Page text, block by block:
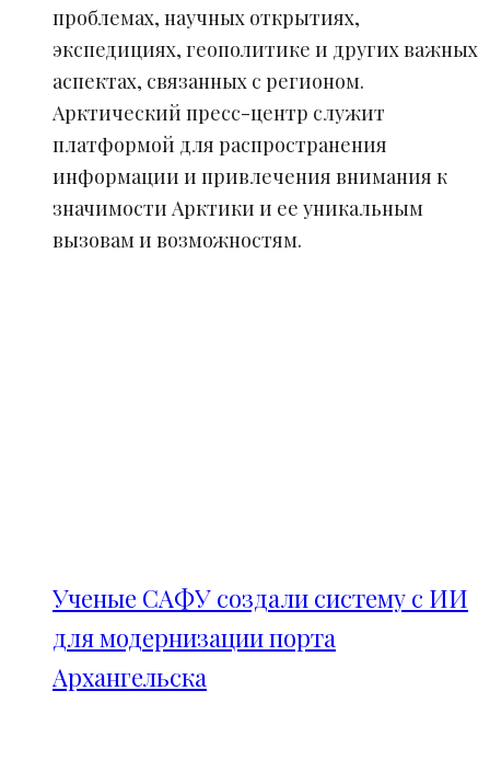
проблемах, научных открытиях,
экспедициях, геополитике и других важных
аспектах, связанных с регионом.
Арктический пресс-центр служит
платформой для распространения
информации и привлечения внимания к
значимости Арктики и ее уникальным
вызовам и возможностям.
Ученые САФУ создали систему с ИИ
для модернизации порта
Архангельска